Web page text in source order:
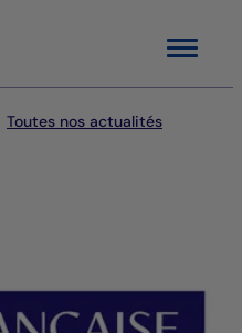
Menu
Toutes nos actualités